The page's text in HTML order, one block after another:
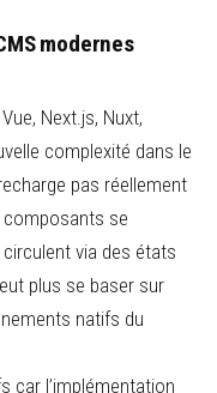
modernes
Next.js, Nuxt,
complexité dans le
pas réellement
se
via des états
plus se baser sur
natifs du
car l’implémentation